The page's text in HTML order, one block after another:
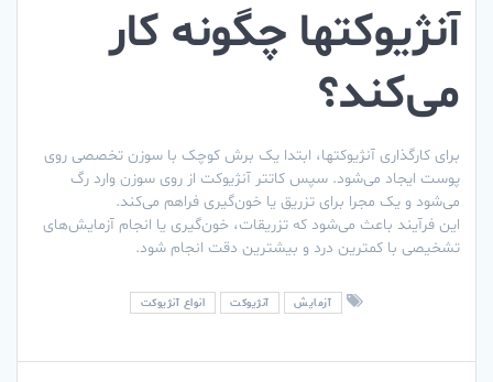
آنژیوکتها چگونه کار
می‌کند؟
برای کارگذاری آنژیوکتها، ابتدا یک برش کوچک با سوزن تخصصی روی
پوست ایجاد می‌شود. سپس کاتتر آنژیوکت از روی سوزن وارد رگ
می‌شود و یک مجرا برای تزریق یا خون‌گیری فراهم می‌کند.
این فرآیند باعث می‌شود که تزریقات، خون‌گیری یا انجام آزمایش‌های
تشخیصی با کمترین درد و بیشترین دقت انجام شود.
آزمایش آنژیوکت انواع آنژیوکت